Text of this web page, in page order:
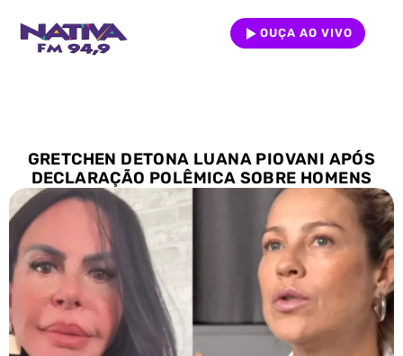
OUÇA AO VIVO
GRETCHEN DETONA LUANA PIOVANI APÓS
DECLARAÇÃO POLÊMICA SOBRE HOMENS